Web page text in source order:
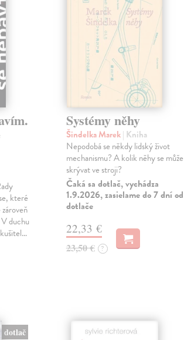
které
duchu
Systémy něhy
Šindelka Marek| Kniha
Nepodobá se někdy lidský život
mechanismu? A kolik něhy se může
skrývat ve stroji?
Čaká sa dotlač, vychádza
1.9.2026, zasielame do 7 dní od
dotlače
22,33 €
23,50 € ?
dotlač